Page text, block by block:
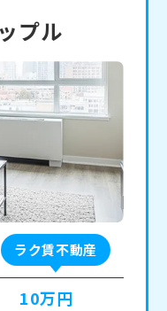
プル
ラク賃不動産
10万円